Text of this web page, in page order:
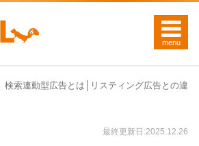
検索連動型広告とは│リスティング広告との違
最終更新日:2025.12.26